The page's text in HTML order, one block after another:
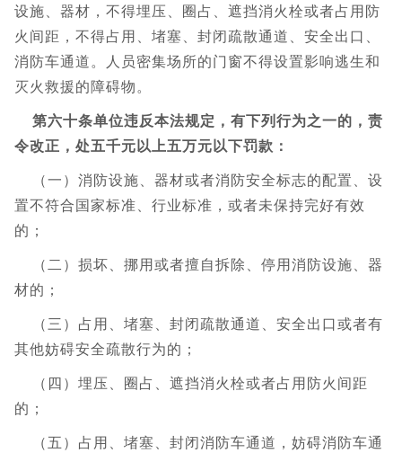
设施、器材，不得埋压、圈占、遮挡消火栓或者占用防
火间距，不得占用、堵塞、封闭疏散通道、安全出口、
消防车通道。人员密集场所的门窗不得设置影响逃生和
灭火救援的障碍物。
第六十条单位违反本法规定，有下列行为之一的，责
令改正，处五千元以上五万元以下罚款：
（一）消防设施、器材或者消防安全标志的配置、设
置不符合国家标准、行业标准，或者未保持完好有效
的；
（二）损坏、挪用或者擅自拆除、停用消防设施、器
材的；
（三）占用、堵塞、封闭疏散通道、安全出口或者有
其他妨碍安全疏散行为的；
（四）埋压、圈占、遮挡消火栓或者占用防火间距
的；
（五）占用、堵塞、封闭消防车通道，妨碍消防车通